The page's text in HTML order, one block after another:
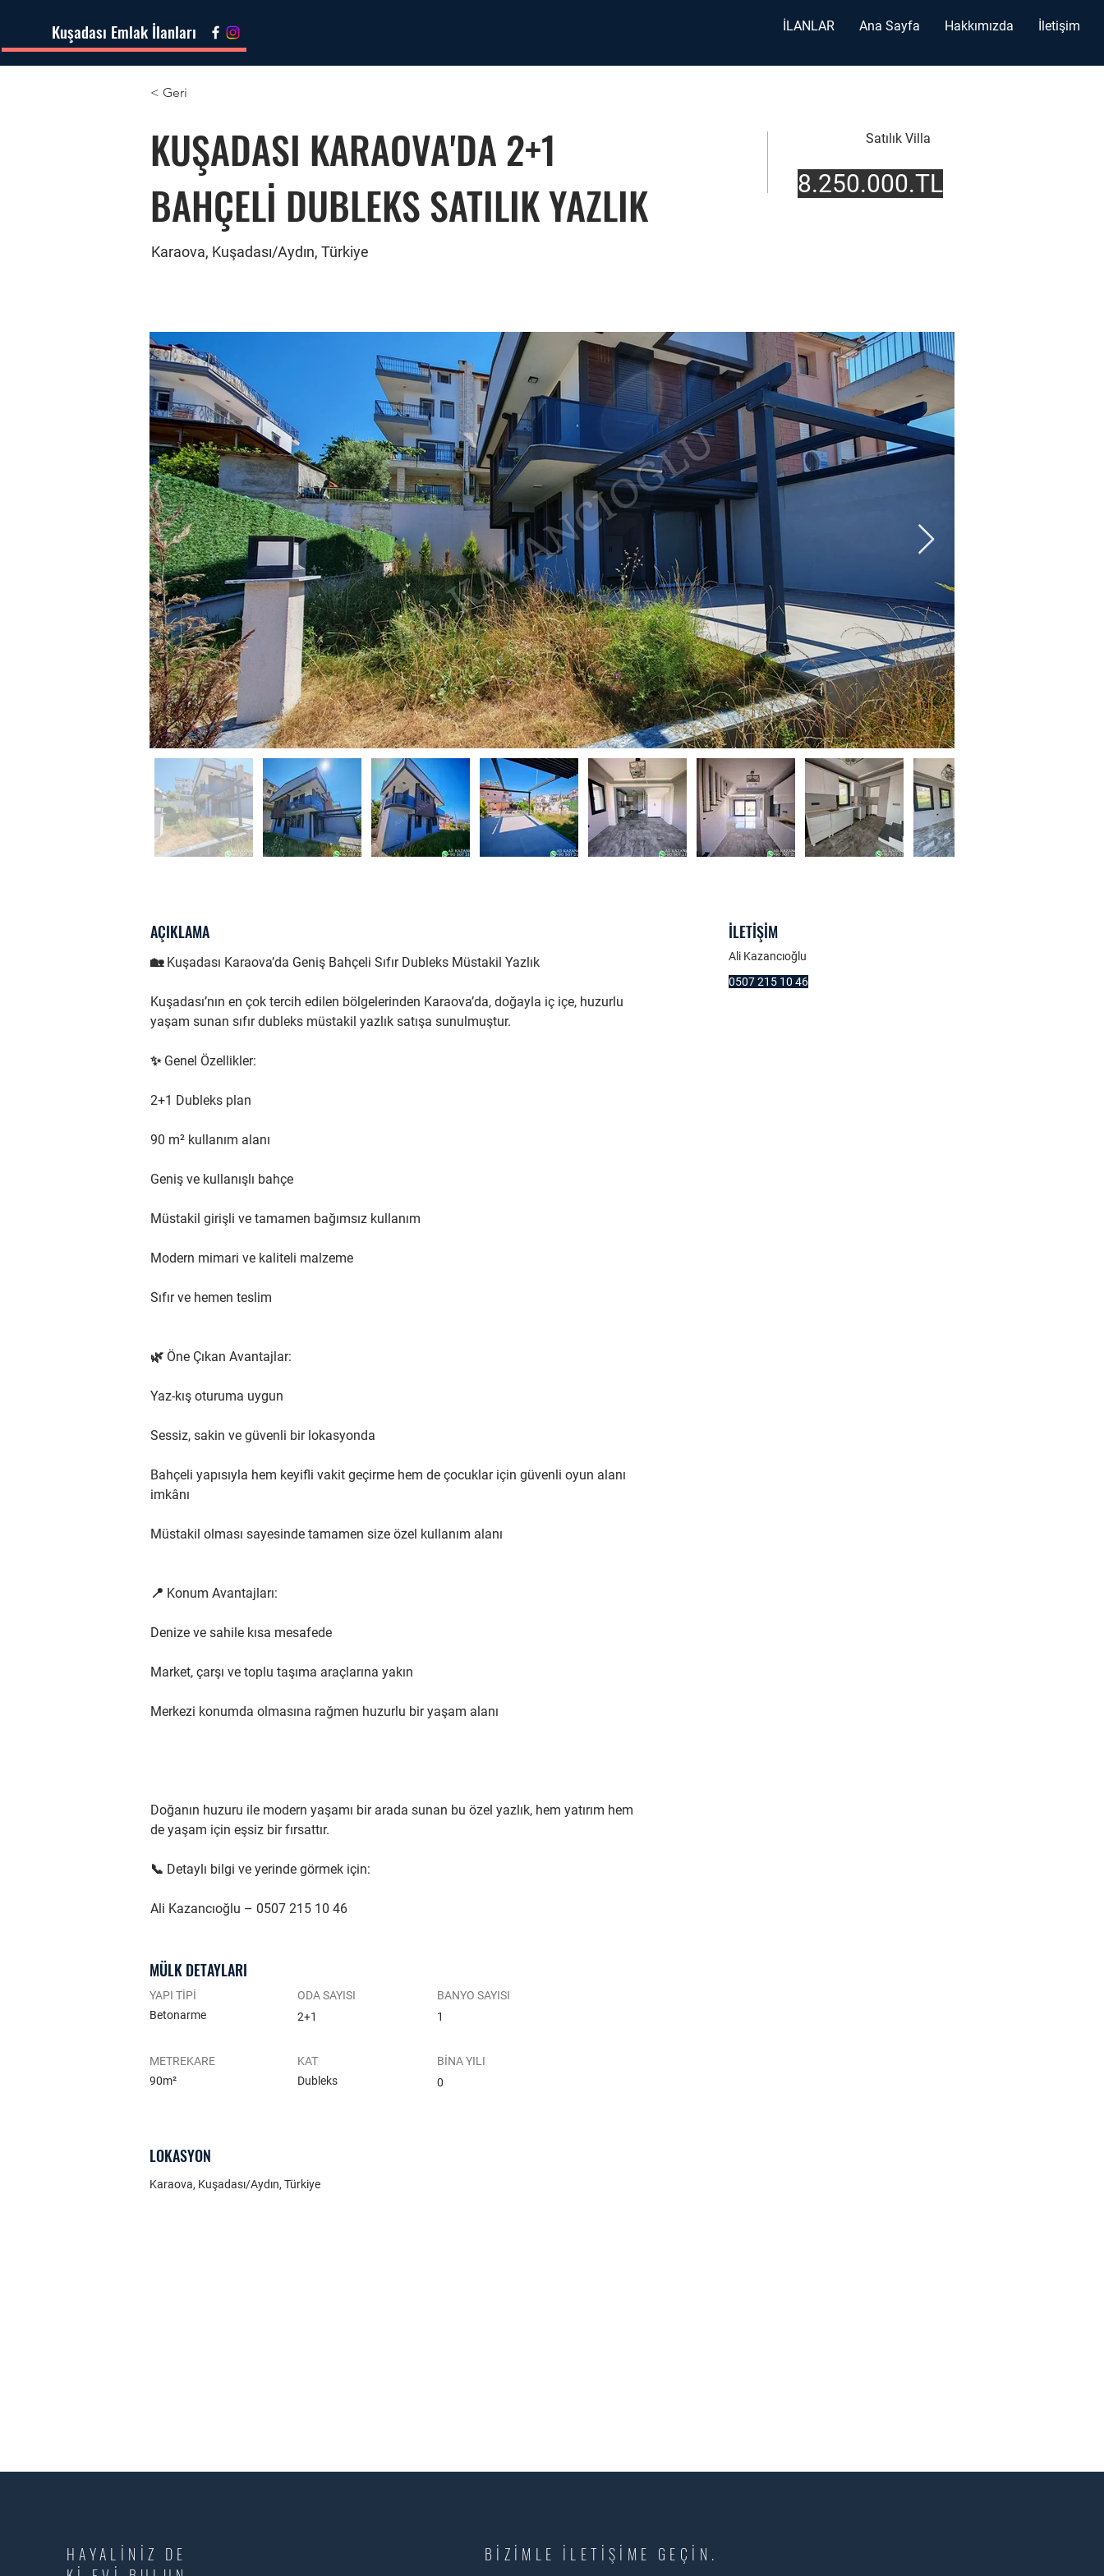
Kuşadası Emlak İlanları İLANLAR Ana Sayfa Hakkımızda İletişim
< Geri
KUŞADASI KARAOVA'DA 2+1
BAHÇELİ DUBLEKS SATILIK YAZLIK
Karaova, Kuşadası/Aydın, Türkiye
Satılık Villa
8.250.000.TL
AÇIKLAMA
🏡 Kuşadası Karaova’da Geniş Bahçeli Sıfır Dubleks Müstakil Yazlık
Kuşadası’nın en çok tercih edilen bölgelerinden Karaova’da, doğayla iç içe, huzurlu
yaşam sunan sıfır dubleks müstakil yazlık satışa sunulmuştur.
✨ Genel Özellikler:
2+1 Dubleks plan
90 m² kullanım alanı
Geniş ve kullanışlı bahçe
Müstakil girişli ve tamamen bağımsız kullanım
Modern mimari ve kaliteli malzeme
Sıfır ve hemen teslim
🌿 Öne Çıkan Avantajlar:
Yaz-kış oturuma uygun
Sessiz, sakin ve güvenli bir lokasyonda
Bahçeli yapısıyla hem keyifli vakit geçirme hem de çocuklar için güvenli oyun alanı
imkânı
Müstakil olması sayesinde tamamen size özel kullanım alanı
📍 Konum Avantajları:
Denize ve sahile kısa mesafede
Market, çarşı ve toplu taşıma araçlarına yakın
Merkezi konumda olmasına rağmen huzurlu bir yaşam alanı
Doğanın huzuru ile modern yaşamı bir arada sunan bu özel yazlık, hem yatırım hem
de yaşam için eşsiz bir fırsattır.
📞 Detaylı bilgi ve yerinde görmek için:
Ali Kazancıoğlu – 0507 215 10 46
İLETİŞİM
Ali Kazancıoğlu
0507 215 10 46
MÜLK DETAYLARI
YAPI TİPİ
Betonarme
ODA SAYISI
2+1
BANYO SAYISI
1
METREKARE
90m²
KAT
Dubleks
BİNA YILI
0
LOKASYON
Karaova, Kuşadası/Aydın, Türkiye
HAYALİNİZ DE
BİZİMLE İLETİŞİME GEÇİN.